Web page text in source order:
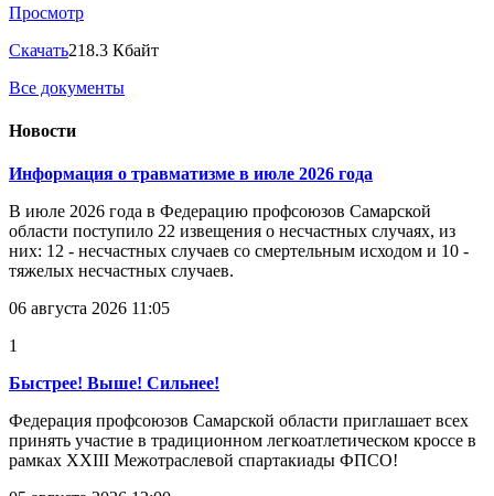
Просмотр
Скачать218.3 Кбайт
Все документы
Новости
Информация о травматизме в июле 2026 года
В июле 2026 года в Федерацию профсоюзов Самарской
области поступило 22 извещения о несчастных случаях, из
них: 12 - несчастных случаев со смертельным исходом и 10 -
тяжелых несчастных случаев.
06 августа 2026 11:05
1
Быстрее! Выше! Сильнее!
Федерация профсоюзов Самарской области приглашает всех
принять участие в традиционном легкоатлетическом кроссе в
рамках XXIII Межотраслевой спартакиады ФПСО!